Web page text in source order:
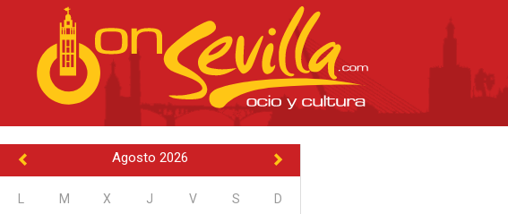
Agosto 2026
M X J V S D